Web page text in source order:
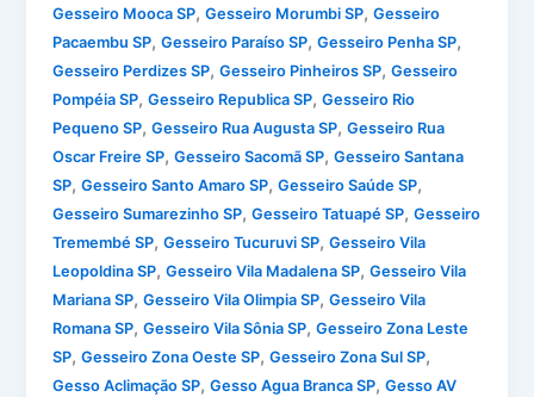
Gesseiro Mooca SP,Gesseiro Morumbi SP,Gesseiro
Pacaembu SP,Gesseiro Paraíso SP,Gesseiro Penha SP,
Gesseiro Perdizes SP,Gesseiro Pinheiros SP,Gesseiro
Pompéia SP,Gesseiro Republica SP,Gesseiro Rio
Pequeno SP,Gesseiro Rua Augusta SP,Gesseiro Rua
Oscar Freire SP,Gesseiro Sacomã SP,Gesseiro Santana
SP,Gesseiro Santo Amaro SP,Gesseiro Saúde SP,
Gesseiro Sumarezinho SP,Gesseiro Tatuapé SP,Gesseiro
Tremembé SP,Gesseiro Tucuruvi SP,Gesseiro Vila
Leopoldina SP,Gesseiro Vila Madalena SP,Gesseiro Vila
Mariana SP,Gesseiro Vila Olimpia SP,Gesseiro Vila
Romana SP,Gesseiro Vila Sônia SP,Gesseiro Zona Leste
SP,Gesseiro Zona Oeste SP,Gesseiro Zona Sul SP,
Gesso Aclimação SP,Gesso Agua Branca SP,Gesso AV